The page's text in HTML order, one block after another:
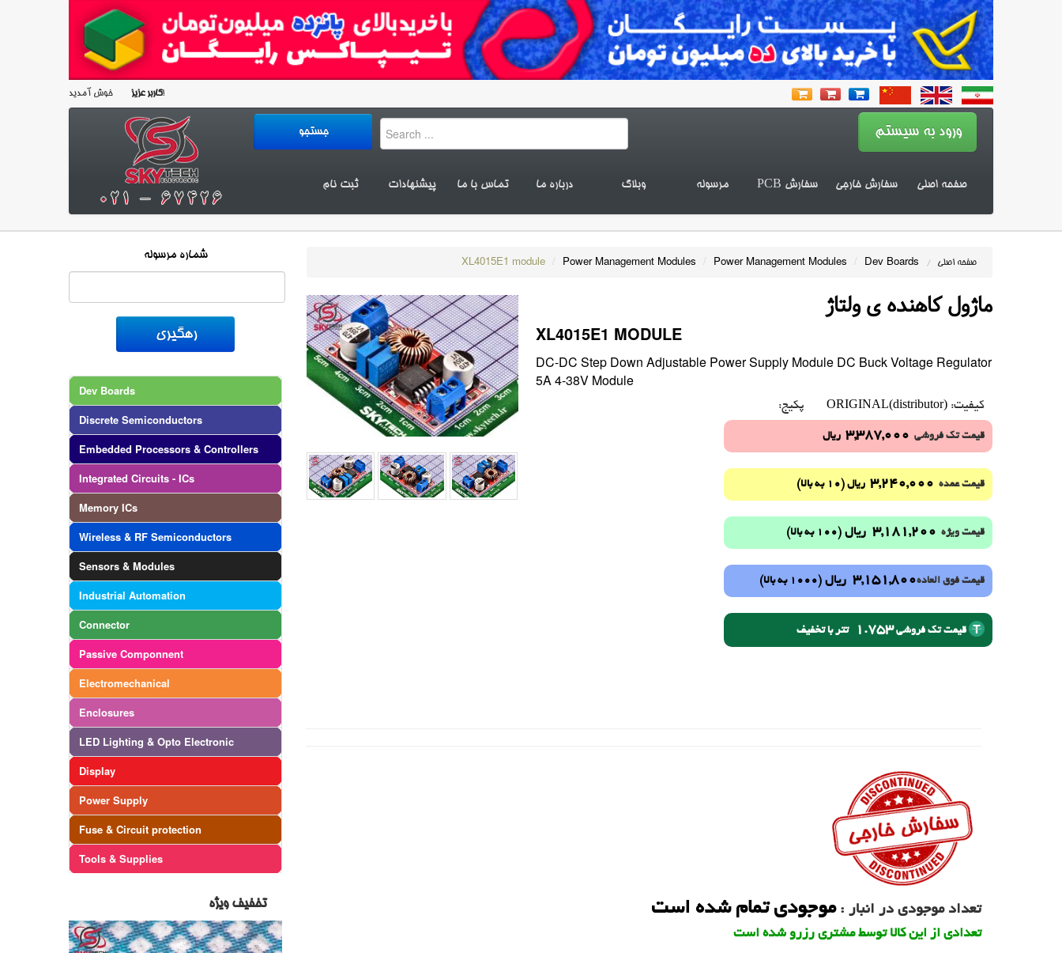
کاربر عزیزخوش آمدید!
صفحه اصلی سفارش خارجی سفارش PCB مرسوله وبلاگ درباره ما تماس با ما پیشنهادات ثبت نام
شماره مرسوله
Dev Boards
Discrete Semiconductors
Embedded Processors & Controllers
Integrated Circuits - ICs
Memory ICs
Wireless & RF Semiconductors
Sensors & Modules
Industrial Automation
Connector
Passive Componnent
Electromechanical
Enclosures
LED Lighting & Opto Electronic
Display
Power Supply
Fuse & Circuit protection
Tools & Supplies
تخفیف ویژه
صفحه اصلی /
Dev Boards
/
Power Management Modules
/
Power Management Modules
/
XL4015E1 module
ماژول کاهنده ی ولتاژ
XL4015E1 MODULE
DC-DC Step Down Adjustable Power Supply Module DC Buck Voltage Regulator
5A 4-38V Module
کیفیت: ORIGINAL(distributor) پکیج:
قیمت تک فروشی 3,387,000 ریال
قیمت عمده 3,240,000 ریال (10 به بالا)
قیمت ویژه 3,181,200 ریال (100 به بالا)
قیمت فوق العاده3,151,800 ریال (1000 به بالا)
قیمت تک فروشی1.753 تتر با تخفیف
تعداد موجودی در انبار :موجودی تمام شده است
تعدادی از این کالا توسط مشتری رزرو شده است